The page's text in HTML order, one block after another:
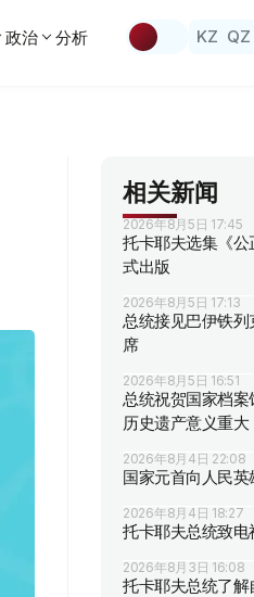
政治 分析 KZ QZ
相关新闻
2026年8月5日 17:45
托卡耶夫选集《
式出版
2026年8月5日 17:13
总统接见巴伊铁
席
2026年8月5日 16:51
总统祝贺国家档
历史遗产意义重大
2026年8月4日 22:08
国家元首向人民英
2026年8月4日 18:27
托卡耶夫总统致
2026年8月3日 16:08
托卡耶夫总统了